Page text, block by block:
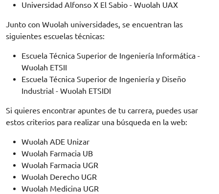
Universidad Alfonso X El Sabio - Wuolah UAX
Junto con Wuolah universidades, se encuentran las
siguientes escuelas técnicas:
Escuela Técnica Superior de Ingeniería Informática -
Wuolah ETSII
Escuela Técnica Superior de Ingeniería y Diseño
Industrial - Wuolah ETSIDI
Si quieres encontrar apuntes de tu carrera, puedes usar
estos criterios para realizar una búsqueda en la web:
Wuolah ADE Unizar
Wuolah Farmacia UB
Wuolah Farmacia UGR
Wuolah Derecho UGR
Wuolah Medicina UGR